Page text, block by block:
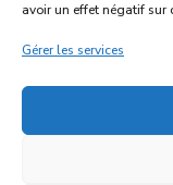
avoir un effet négatif sur
Gérer les services
© 2026